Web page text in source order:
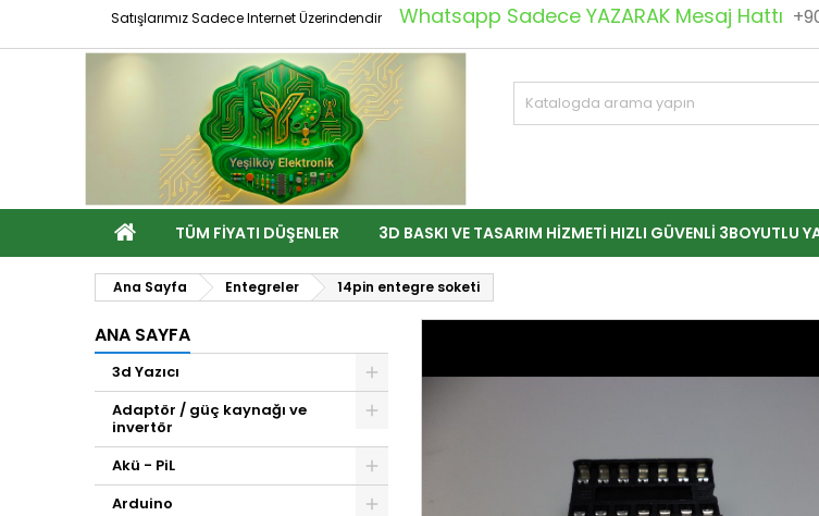
Satışlarımız Sadece Internet Üzerindendir Whatsapp Sadece YAZARAK Mesaj Hattı
TÜM FIYATI DÜŞENLER 3D BASKI VE TASARIM HIZMETI HIZLI GÜVENLI 3BOYUTLU
Ana Sayfa Entegreler 14pin entegre soketi
ANA SAYFA
3d Yazıcı
Adaptör / güç kaynağı ve
invertör
Akü - PiL
Arduino